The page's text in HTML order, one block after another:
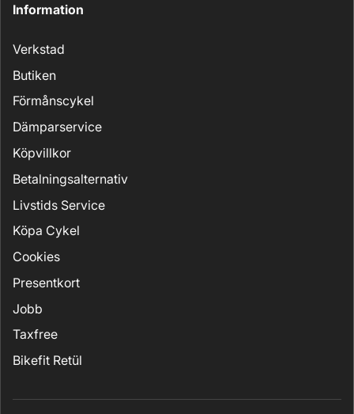
Information
Verkstad
Butiken
Förmånscykel
Dämparservice
Köpvillkor
Betalningsalternativ
Livstids Service
Köpa Cykel
Cookies
Presentkort
Jobb
Taxfree
Bikefit Retül